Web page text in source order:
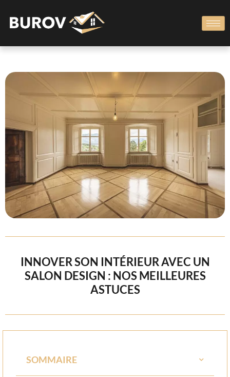
INNOVER SON INTÉRIEUR AVEC UN
SALON DESIGN : NOS MEILLEURES
ASTUCES
SOMMAIRE